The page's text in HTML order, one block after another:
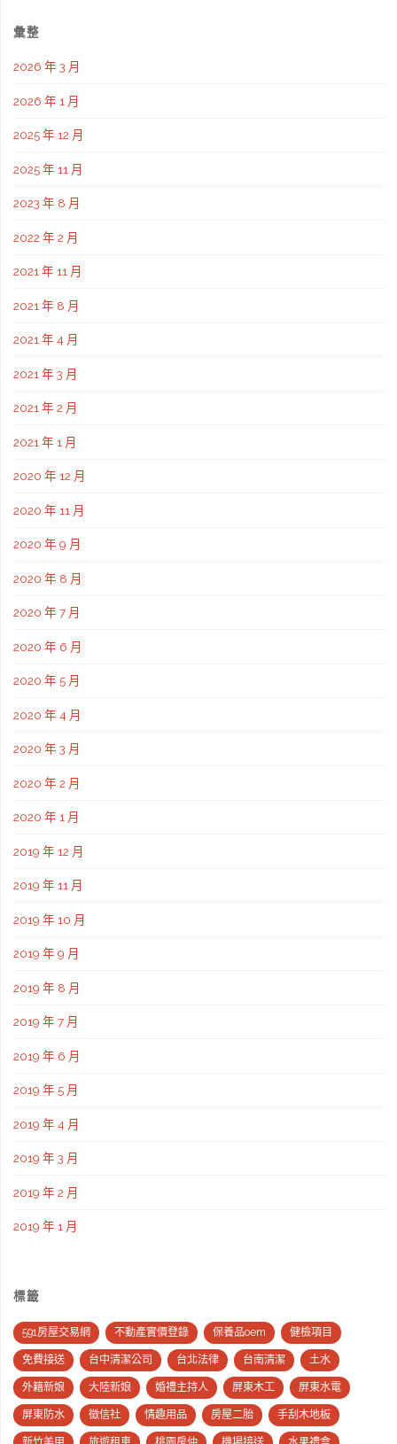
彙整
2026 年 3 月
2026 年 1 月
2025 年 12 月
2025 年 11 月
2023 年 8 月
2022 年 2 月
2021 年 11 月
2021 年 8 月
2021 年 4 月
2021 年 3 月
2021 年 2 月
2021 年 1 月
2020 年 12 月
2020 年 11 月
2020 年 9 月
2020 年 8 月
2020 年 7 月
2020 年 6 月
2020 年 5 月
2020 年 4 月
2020 年 3 月
2020 年 2 月
2020 年 1 月
2019 年 12 月
2019 年 11 月
2019 年 10 月
2019 年 9 月
2019 年 8 月
2019 年 7 月
2019 年 6 月
2019 年 5 月
2019 年 4 月
2019 年 3 月
2019 年 2 月
2019 年 1 月
標籤
591房屋交易網 不動產實價登錄 保養品oem 健檢項目
免費接送 台中清潔公司 台北法律 台南清潔 土水
外籍新娘 大陸新娘 婚禮主持人 屏東木工 屏東水電
屏東防水 徵信社 情趣用品 房屋二胎 手刮木地板